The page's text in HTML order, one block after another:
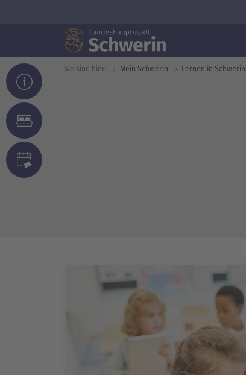
Sie sind hier: Mein Schwerin Lernen in Schwerin